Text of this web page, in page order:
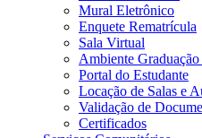
Mural Eletrônico
Enquete Rematrícula
Sala Virtual
Ambiente
Portal do Estudante
Locação de Salas e
Validação de
Certificados